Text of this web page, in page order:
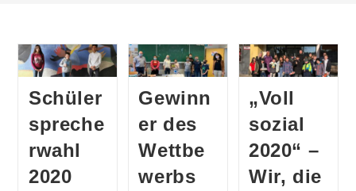
Schüler
spreche
rwahl
2020
Gewinn
er des
Wettbe
werbs
„Voll
sozial
2020“ –
Wir, die